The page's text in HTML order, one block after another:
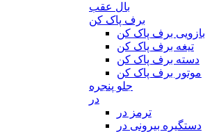
بال عقب
برف پاک کن
بازویی برف پاک کن
تیغه برف پاک کن
دسته برف پاک کن
موتور برف پاک کن
جلو پنجره
در
ترمز در
دستگیره بیرونی در